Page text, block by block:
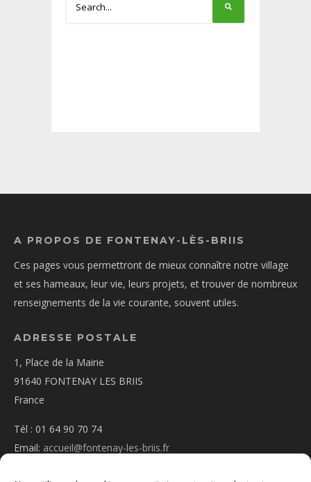
A PROPOS DE FONTENAY-LÈS-BRIIS
Ces pages vous permettront de mieux connaître notre village
et ses hameaux, leur vie, leurs projets, et trouver de nombreux
renseignements de la vie courante, souvent utiles.
ADRESSE POSTALE
1, Place de la Mairie
91640 FONTENAY LES BRIIS
France
Tél : 01 64 90 70 74
Email: accueil@fontenay-les-briis.fr